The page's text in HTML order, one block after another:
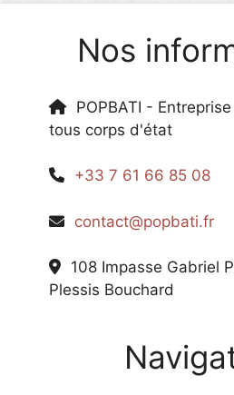
Nos
POPBATI -
tous corps d'état
+33 7 61 66 85 08
contact@popbati.fr
108 Impasse Gabriel
Plessis Bouchard